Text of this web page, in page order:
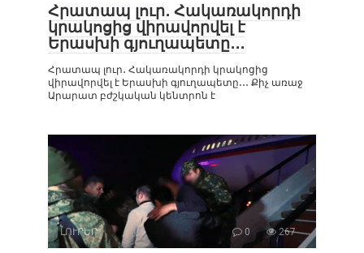
Հրատապ լուր․ Հակառակորդի
կրակոցից վիրավորվել է
Երասխի գյուղապետը․․․
Հրատապ լուր․ Հակառակորդի կրակոցից
վիրավորվել է Երասխի գյուղապետը․․․ Քիչ առաջ
Արարատ բժշկական կենտրոն է
ԼՈՒՐԵՐ 0 267